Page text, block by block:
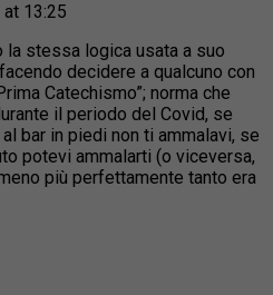
13:25
la stessa logica usata a suo
decidere a qualcuno con
Catechismo”; norma che
il periodo del Covid, se
bar in piedi non ti ammalavi, se
potevi ammalarti (o viceversa,
più perfettamente tanto era